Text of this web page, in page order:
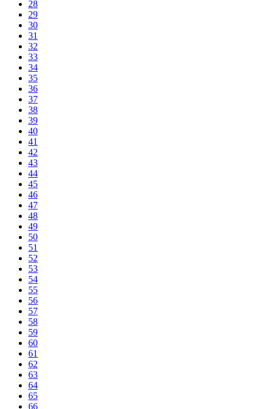
28
29
30
31
32
33
34
35
36
37
38
39
40
41
42
43
44
45
46
47
48
49
50
51
52
53
54
55
56
57
58
59
60
61
62
63
64
65
66